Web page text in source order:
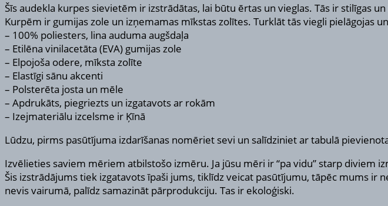
Šīs audekla kurpes sievietēm ir izstrādātas, lai būtu ērtas un vieglas. Tās ir stilīgas
Kurpēm ir gumijas zole un izņemamas mīkstas zolītes. Turklāt tās viegli pielāgojas
– 100% poliesters, lina auduma augšdaļa
– Etilēna vinilacetāta (EVA) gumijas zole
– Elpojoša odere, mīksta zolīte
– Elastīgi sānu akcenti
– Polsterēta josta un mēle
– Apdrukāts, piegriezts un izgatavots ar rokām
– Izejmateriālu izcelsme ir Ķīnā
Lūdzu, pirms pasūtījuma izdarīšanas nomēriet sevi un salīdziniet ar tabulā
Izvēlieties saviem mēriem atbilstošo izmēru. Ja jūsu mēri ir “pa vidu” starp diviem
Šis izstrādājums tiek izgatavots īpaši jums, tiklīdz veicat pasūtījumu, tāpēc mums ir
nevis vairumā, palīdz samazināt pārprodukciju. Tas ir ekoloģiski.